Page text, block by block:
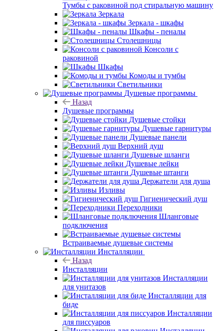
Тумбы с раковиной под стиральную машину
Зеркала
Зеркала - шкафы
Шкафы - пеналы
Столешницы
Консоли с
раковиной
Шкафы
Комоды и тумбы
Светильники
Душевые программы
Назад
Душевые программы
Душевые стойки
Душевые гарнитуры
Душевые панели
Верхний душ
Душевые шланги
Душевые лейки
Душевые штанги
Держатели для душа
Изливы
Гигиенический душ
Переходники
Шланговые
подключения
Встраиваемые душевые системы
Инсталляции
Назад
Инсталляции
Инсталляции
для унитазов
Инсталляции для
биде
Инсталляции
для писсуаров